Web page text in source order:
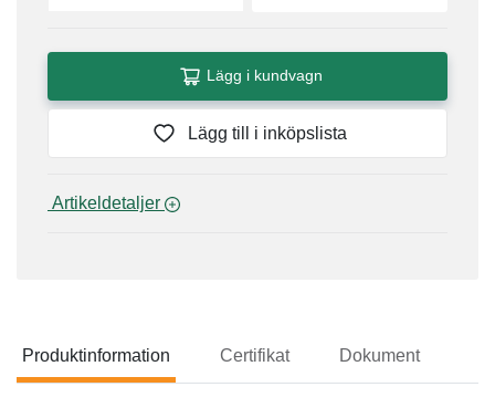
Lägg i kundvagn
Lägg till i inköpslista
Produktinformation Certifikat Dokument